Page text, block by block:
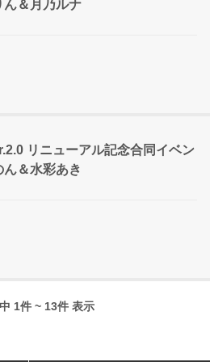
＆月乃ルナ
リニューアル記念合同イベン
＆水彩あき
1件 ~ 13件 表示